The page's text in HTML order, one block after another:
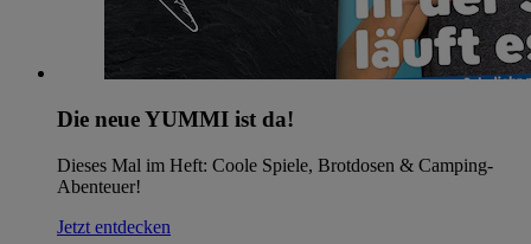
Die neue YUMMI ist da!
Dieses Mal im Heft: Coole Spiele, Brotdosen & Camping-
Abenteuer!
Jetzt entdecken